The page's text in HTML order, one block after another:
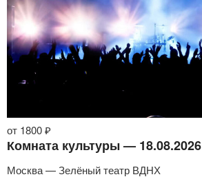
от 1800 ₽
Комната культуры — 18.08.2026
Москва — Зелёный театр ВДНХ